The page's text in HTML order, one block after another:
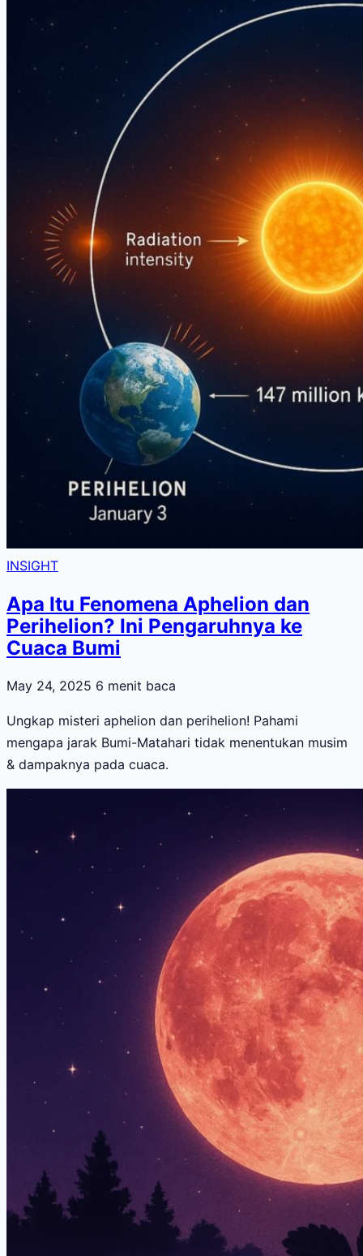
INSIGHT
Apa Itu Fenomena Aphelion dan
Perihelion? Ini Pengaruhnya ke
Cuaca Bumi
May 24, 2025 6 menit baca
Ungkap misteri aphelion dan perihelion! Pahami
mengapa jarak Bumi-Matahari tidak menentukan musim
& dampaknya pada cuaca.